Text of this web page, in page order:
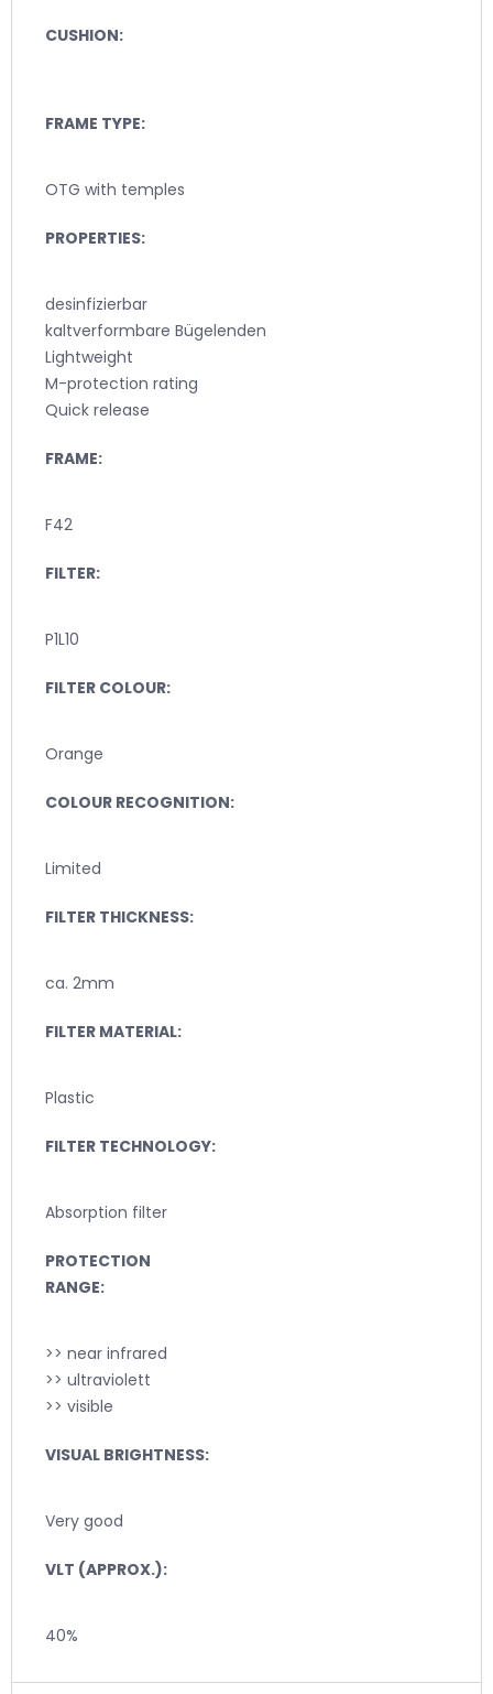
CUSHION:
FRAME TYPE:
OTG with temples
PROPERTIES:
desinfizierbar
kaltverformbare Bügelenden
Lightweight
M-protection rating
Quick release
FRAME:
F42
FILTER:
P1L10
FILTER COLOUR:
Orange
COLOUR RECOGNITION:
Limited
FILTER THICKNESS:
ca. 2mm
FILTER MATERIAL:
Plastic
FILTER TECHNOLOGY:
Absorption filter
PROTECTION
RANGE:
>> near infrared
>> ultraviolett
>> visible
VISUAL BRIGHTNESS:
Very good
VLT (APPROX.):
40%